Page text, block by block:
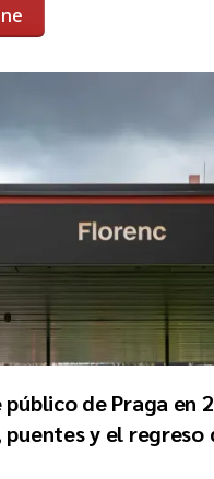
de Praga en
puentes y el regreso